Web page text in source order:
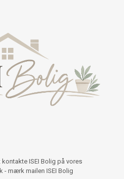
ISEI Bolig på vores
- mærk mailen ISEI Bolig